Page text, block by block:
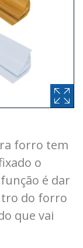
forro tem
o
é dar
do forro
que vai